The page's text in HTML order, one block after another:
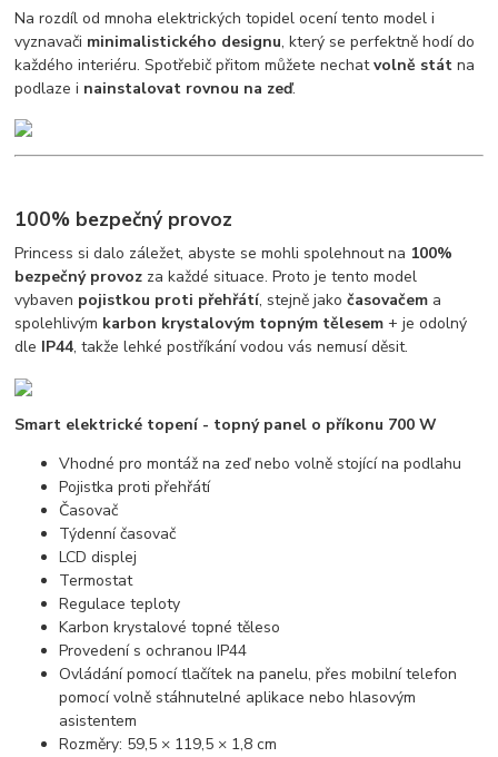
Na rozdíl od mnoha elektrických topidel ocení tento model i
vyznavači minimalistického designu, který se perfektně hodí do
každého interiéru. Spotřebič přitom můžete nechatvolně stát na
podlaze i nainstalovat rovnou na zeď.
100% bezpečný provoz
Princess si dalo záležet, abyste se mohli spolehnout na 100%
bezpečný provoz za každé situace. Proto je tento model
vybaven pojistkou proti přehřátí, stejně jakočasovačem a
spolehlivým karbon krystalovým topným tělesem + je odolný
dle IP44, takže lehké postříkání vodou vás nemusí děsit.
Smart elektrické topení - topný panel o příkonu 700 W
Vhodné pro montáž na zeď nebo volně stojící na podlahu
Pojistka proti přehřátí
Časovač
Týdenní časovač
LCD displej
Termostat
Regulace teploty
Karbon krystalové topné těleso
Provedení s ochranou IP44
Ovládání pomocí tlačítek na panelu, přes mobilní telefon
pomocí volně stáhnutelné aplikace nebo hlasovým
asistentem
Rozměry: 59,5 × 119,5 × 1,8 cm